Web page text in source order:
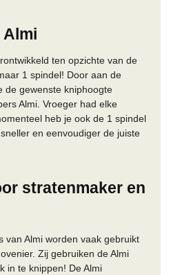
Almi
ten opzichte van de
1 spindel! Door aan de
de gewenste kniphoogte
Almi. Vroeger had elke
heb je ook de 1 spindel
en eenvoudiger de juiste
stratenmaker en
van Almi worden vaak gebruikt
Zij gebruiken de Almi
in te knippen! De Almi